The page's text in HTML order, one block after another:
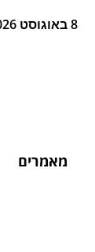
8 באוגוסט 2026 13:25
מאמרים